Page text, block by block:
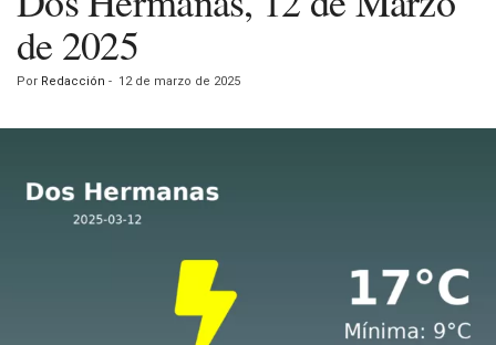
de 2025
Por Redacción - 12 de marzo de 2025